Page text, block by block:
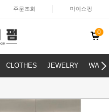
주문조회 마이쇼핑
0
CLOTHES JEWELRY